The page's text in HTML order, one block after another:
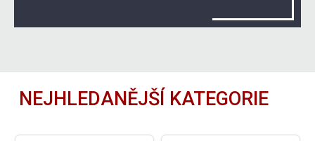
NEJHLEDANĚJŠÍ KATEGORIE